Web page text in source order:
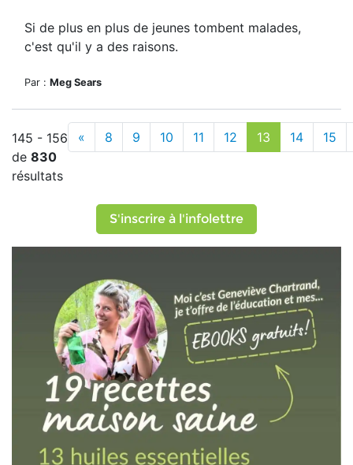
Si de plus en plus de jeunes tombent malades,
c'est qu'il y a des raisons.
Par : Meg Sears
145 - 156
de 830
résultats
« 8 9 10 11 12 13 14 15
S'inscrire à l'infolettre